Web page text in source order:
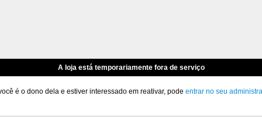
A loja está temporariamente fora de serviço
é o dono dela e estiver interessado em reativar, pode entrar no seu